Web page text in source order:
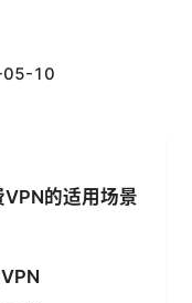
10
的适用场景